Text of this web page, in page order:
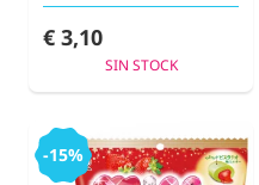
€ 3,10
SIN STOCK
-15%